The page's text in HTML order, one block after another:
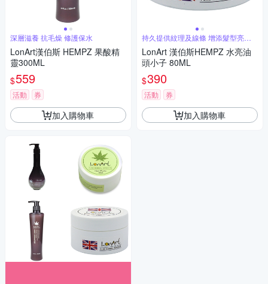
深層滋養 抗毛燥 修護保水
LonArt漢伯斯 HEMPZ 果酸精
靈300ML
$559
活動 券
加入購物車
持久提供紋理及線條 增添髮型亮澤
感
LonArt 漢伯斯HEMPZ 水亮油
頭小子 80ML
$390
活動 券
加入購物車